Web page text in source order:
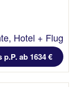
Hotel + Flug
p.P. ab 1634 €